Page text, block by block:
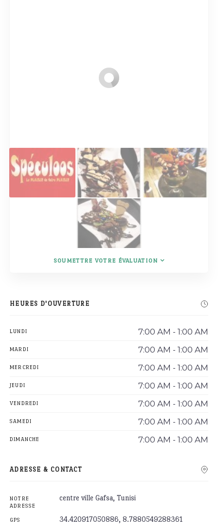
SOUMETTRE VOTRE ÉVALUATION
HEURES D'OUVERTURE
LUNDI 7:00 AM - 1:00 AM
MARDI 7:00 AM - 1:00 AM
MERCREDI 7:00 AM - 1:00 AM
JEUDI 7:00 AM - 1:00 AM
VENDREDI 7:00 AM - 1:00 AM
SAMEDI 7:00 AM - 1:00 AM
DIMANCHE 7:00 AM - 1:00 AM
ADRESSE & CONTACT
NOTRE
ADRESSE
centre ville Gafsa, Tunisi
GPS 34.420917050886, 8.7880549288361